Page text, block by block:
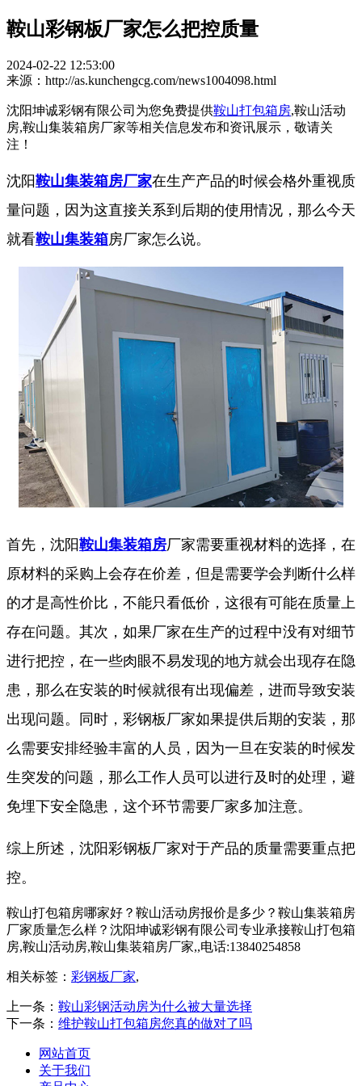
鞍山彩钢板厂家怎么把控质量
2024-02-22 12:53:00
来源：http://as.kunchengcg.com/news1004098.html
沈阳坤诚彩钢有限公司为您免费提供鞍山打包箱房,鞍山活动
房,鞍山集装箱房厂家等相关信息发布和资讯展示，敬请关
注！
沈阳鞍山集装箱房厂家在生产产品的时候会格外重视质
量问题，因为这直接关系到后期的使用情况，那么今天
就看鞍山集装箱房厂家怎么说。
首先，沈阳鞍山集装箱房厂家需要重视材料的选择，在
原材料的采购上会存在价差，但是需要学会判断什么样
的才是高性价比，不能只看低价，这很有可能在质量上
存在问题。其次，如果厂家在生产的过程中没有对细节
进行把控，在一些肉眼不易发现的地方就会出现存在隐
患，那么在安装的时候就很有出现偏差，进而导致安装
出现问题。同时，彩钢板厂家如果提供后期的安装，那
么需要安排经验丰富的人员，因为一旦在安装的时候发
生突发的问题，那么工作人员可以进行及时的处理，避
免埋下安全隐患，这个环节需要厂家多加注意。
综上所述，沈阳彩钢板厂家对于产品的质量需要重点把
控。
鞍山打包箱房哪家好？鞍山活动房报价是多少？鞍山集装箱房
厂家质量怎么样？沈阳坤诚彩钢有限公司专业承接鞍山打包箱
房,鞍山活动房,鞍山集装箱房厂家,,电话:13840254858
相关标签： 彩钢板厂家,
上一条： 鞍山彩钢活动房为什么被大量选择
下一条： 维护鞍山打包箱房您真的做对了吗
网站首页
关于我们